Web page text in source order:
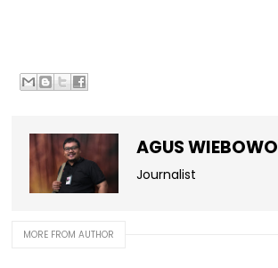
AGUS WIEBOWO
Journalist
MORE FROM AUTHOR